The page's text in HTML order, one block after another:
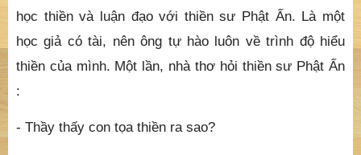
học thiền và luận đạo với thiền sư Phật Ấn. Là một
học giả có tài, nên ông tự hào luôn về trình độ hiểu
thiền của mình. Một lần, nhà thơ hỏi thiền sư Phật Ấn
:
- Thầy thấy con tọa thiền ra sao?